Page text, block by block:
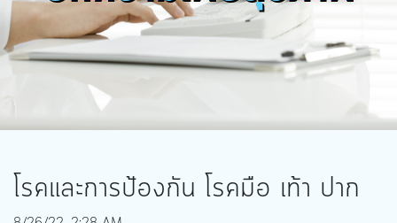
โรคและการป้องกัน โรคมือ เท้า ปาก